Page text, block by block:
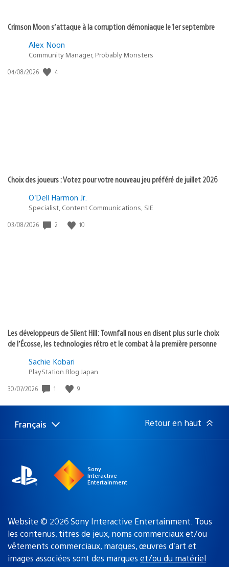
Crimson Moon s’attaque à la corruption démoniaque le 1er septembre
Alex Noon
Community Manager, Probably Monsters
Date
04/08/2026 4
Choix des joueurs : Votez pour votre nouveau jeu préféré de juillet 2026
O’Dell Harmon Jr.
Specialist, Content Communications, SIE
Date
03/08/2026 2 10
Les développeurs de Silent Hill: Townfall nous en disent plus sur le choix
de l’Écosse, les technologies rétro et le combat à la première personne
Sachie Kobari
PlayStation.Blog Japan
Date
publication
30/07/2026 1 9
Choisir
une
Région
actuelle
Français Retour en haut
Sony
Interactive
Entertainment
Website © 2026 Sony Interactive Entertainment. Tous
les contenus, titres de jeux, noms commerciaux et/ou
vêtements commerciaux, marques, œuvres d’art et
images associées sont des marques et/ou du matériel